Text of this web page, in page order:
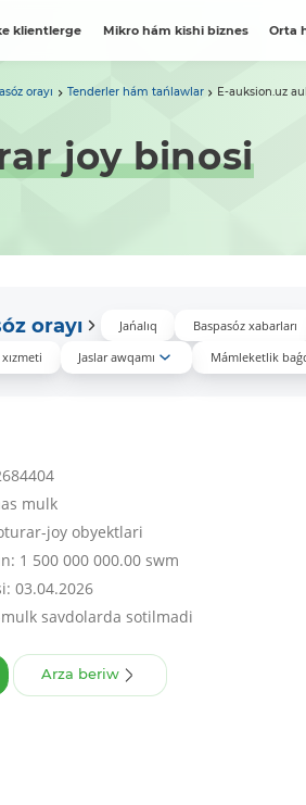
klientlerge Mikro hám kishi biznes Orta
orayı Tenderler hám tańlawlar E-auksion.uz
joy binosi
orayı Jańalıq Baspasóz xabarları
Jaslar awqamı Mámleketlik
mulk
joy obyektlari
1 500 000 000.00 swm
03.04.2026
savdolarda sotilmadi
Arza beriw